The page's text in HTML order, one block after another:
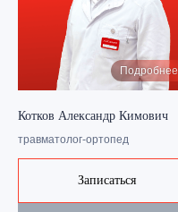
Подробнее
Котков Александр Кимович
травматолог-ортопед
Записаться